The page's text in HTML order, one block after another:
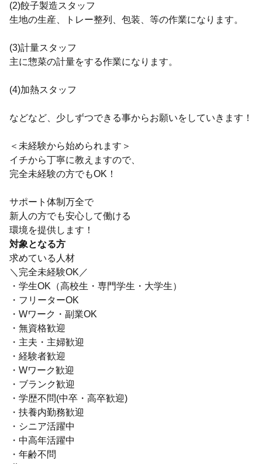
(2)餃子製造スタッフ
生地の生産、トレー整列、包装、等の作業になります。
(3)計量スタッフ
主に惣菜の計量をする作業になります。
(4)加熱スタッフ
などなど、少しずつできる事からお願いをしていきます！
＜未経験から始められます＞
イチから丁寧に教えますので、
完全未経験の方でもOK！
サポート体制万全で
新人の方でも安心して働ける
環境を提供します！
対象となる方
求めている人材
＼完全未経験OK／
・学生OK（高校生・専門学生・大学生）
・フリーターOK
・Wワーク・副業OK
・無資格歓迎
・主夫・主婦歓迎
・経験者歓迎
・Wワーク歓迎
・ブランク歓迎
・学歴不問(中卒・高卒歓迎)
・扶養内勤務歓迎
・シニア活躍中
・中高年活躍中
・年齢不問